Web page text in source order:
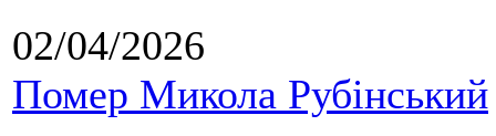
02/04/2026
Помер Микола Рубінський